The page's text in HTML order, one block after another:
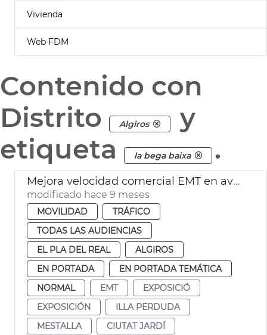
Vivienda
Web FDM
Contenido con
Distrito
Algiros
y
etiqueta
la bega baixa .
Mejora velocidad comercial EMT en avenida Blasco IBÁÑEZ València
modificado hace 9 meses
MOVILIDAD
TRÁFICO
TODAS LAS AUDIENCIAS
EL PLA DEL REAL
ALGIROS
EN PORTADA
EN PORTADA TEMÁTICA
NORMAL
EMT
EXPOSICIÓ
EXPOSICIÓN
ILLA PERDUDA
MESTALLA
CIUTAT JARDÍ